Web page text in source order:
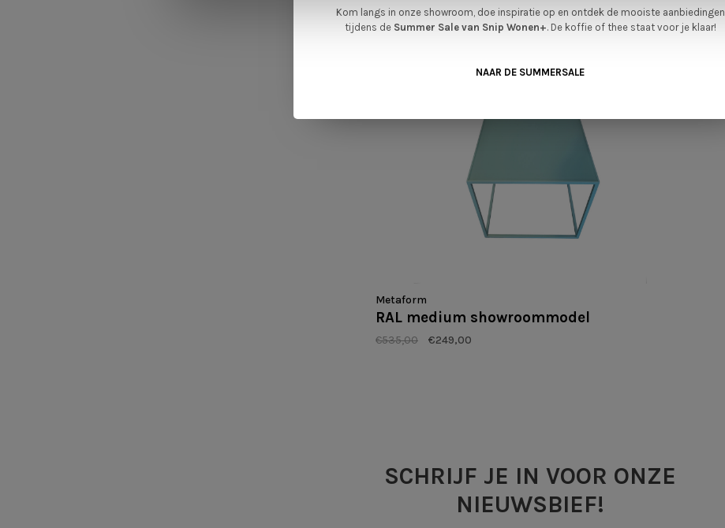
Metaform
RAL medium showroommodel
€535,00 €249,00
SCHRIJF JE IN VOOR ONZE
NIEUWSBIEF!
Kom langs in onze showroom, doe inspiratie op en ontdek de mooiste aanbiedingen
tijdens de Summer Sale van Snip Wonen+. De koffie of thee staat voor je klaar!
NAAR DE SUMMERSALE